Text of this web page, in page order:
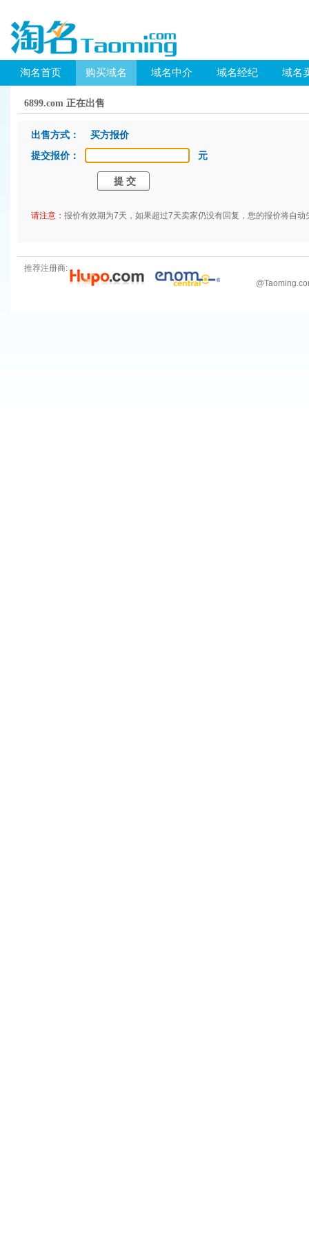
淘名首页 购买域名 域名中介 域名经纪 域名
6899.com 正在出售
出售方式： 买方报价
提交报价：
元
请注意： 报价有效期为7天，如果超过7天卖家仍没有回复，您的报价将自动
推荐注册商:
@